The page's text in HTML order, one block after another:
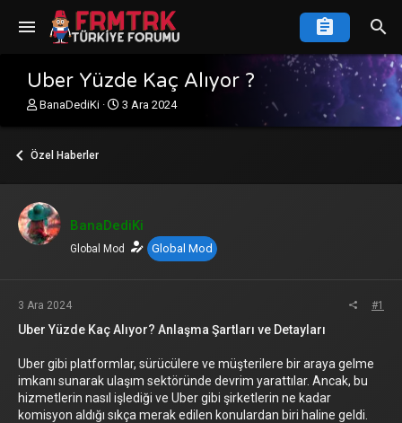
Uber Yüzde Kaç Alıyor ?
K
u
u
b
a
ş
l
BanaDediKi
B
n
ç
t
3 Ara 2024
Özel Haberler
BanaDediKi
Global Mod Global Mod
3 Ara 2024 #1
Uber Yüzde Kaç Alıyor? Anlaşma Şartları ve Detayları
Uber gibi platformlar, sürücülere ve müşterilere bir araya gelme
imkanı sunarak ulaşım sektöründe devrim yarattılar. Ancak, bu
hizmetlerin nasıl işlediği ve Uber gibi şirketlerin ne kadar
komisyon aldığı sıkça merak edilen konulardan biri haline geldi.